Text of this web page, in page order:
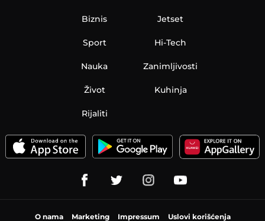
Biznis
Sport
Nauka
Jetset
Hi-Tech
Zanimljivosti
Život Kuhinja
Rijaliti
O nama Marketing Impressum Uslovi korišćenja